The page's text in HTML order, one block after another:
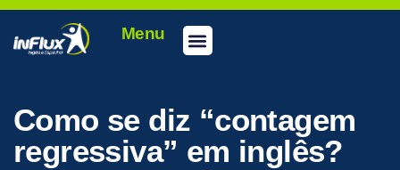
Menu
Como se diz “contagem
regressiva” em inglês?